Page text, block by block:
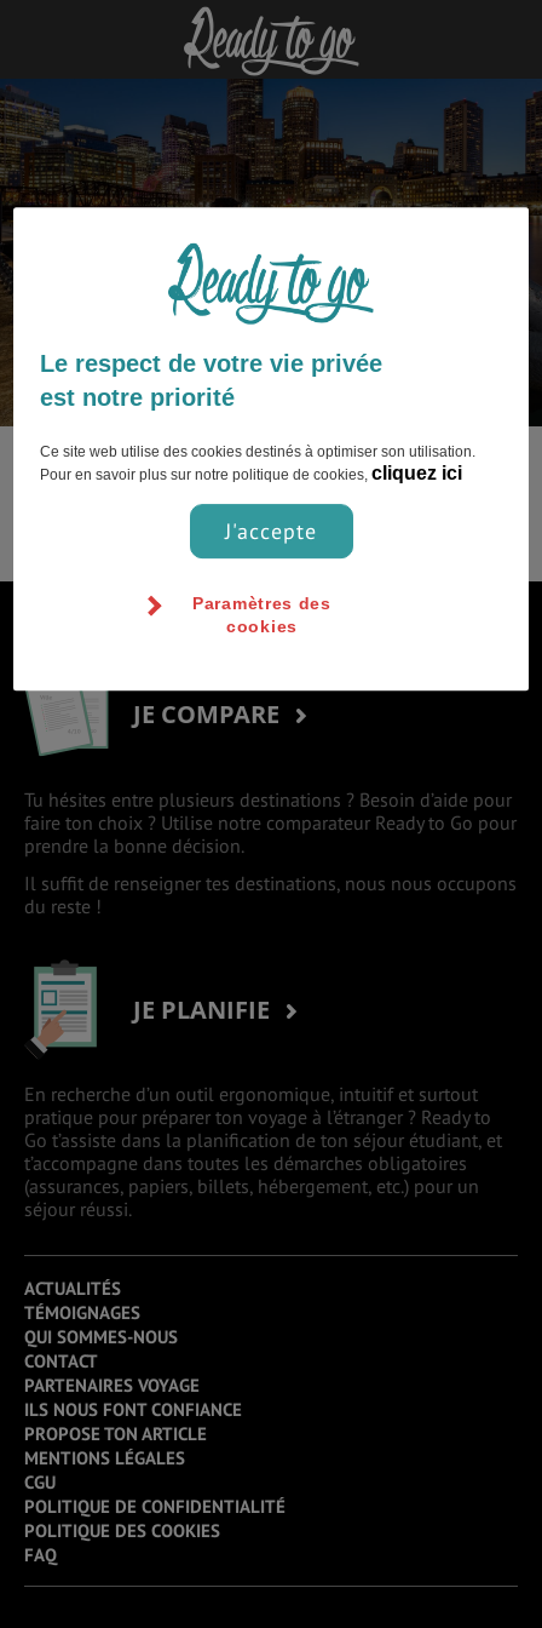
Ce contenu n’est pas encore disponible.
S'inscrire à la newsletter
JE COMPARE
Tu hésites entre plusieurs destinations ? Besoin d’aide pour
faire ton choix ? Utilise notre comparateur Ready to Go pour
prendre la bonne décision.
Il suffit de renseigner tes destinations, nous nous occupons
du reste !
JE PLANIFIE
En recherche d’un outil ergonomique, intuitif et surtout
pratique pour préparer ton voyage à l’étranger ? Ready to
Go t’assiste dans la planification de ton séjour étudiant, et
t’accompagne dans toutes les démarches obligatoires
(assurances, papiers, billets, hébergement, etc.) pour un
séjour réussi.
ACTUALITÉS
TÉMOIGNAGES
QUI SOMMES-NOUS
CONTACT
PARTENAIRES VOYAGE
ILS NOUS FONT CONFIANCE
PROPOSE TON ARTICLE
MENTIONS LÉGALES
CGU
POLITIQUE DE CONFIDENTIALITÉ
POLITIQUE DES COOKIES
FAQ
Le respect de votre vie privée
est notre priorité
Ce site web utilise des cookies destinés à optimiser son utilisation.
Pour en savoir plus sur notre politique de cookies,cliquez ici
J'accepte
Paramètres des
cookies